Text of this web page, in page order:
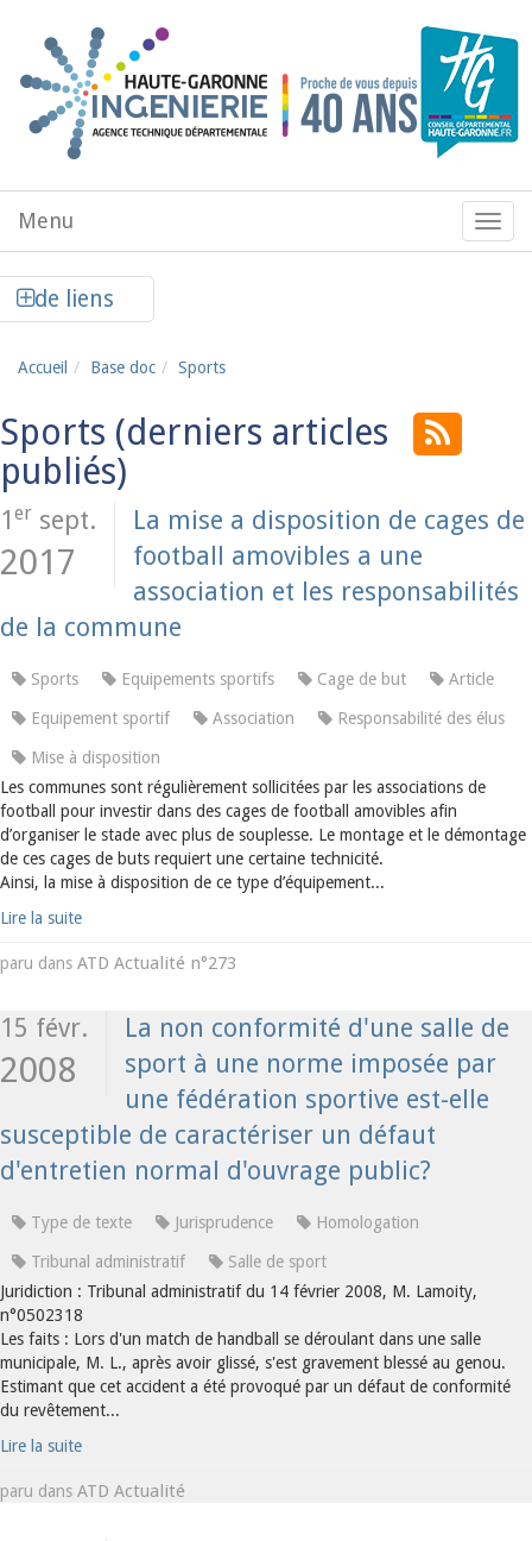
Menu
de
Menu
de liens
Accueil Base doc Sports
Sports
1 er sept.
2017
La mise a disposition de cages de
football amovibles a une
association et les responsabilités
de la commune
Sports Equipements sportifs Cage de but Article
Equipement sportif Association Responsabilité des élus
Mise à disposition
Les communes sont régulièrement sollicitées par les associations de
football pour investir dans des cages de football amovibles afin
d’organiser le stade avec plus de souplesse. Le montage et le démontage
de ces cages de buts requiert une certaine technicité.
Ainsi, la mise à disposition de ce type d’équipement...
Lire la suite
paru dans ATD Actualité n°273
15 févr.
2008
La non conformité d'une salle de
sport à une norme imposée par
une fédération sportive est-elle
susceptible de caractériser un défaut
d'entretien normal d'ouvrage public?
Type de texte Jurisprudence Homologation
Tribunal administratif
Salle de sport
Juridiction : Tribunal administratif du 14 février 2008, M. Lamoity,
n°0502318
Les faits : Lors d'un match de handball se déroulant dans une salle
municipale, M. L., après avoir glissé, s'est gravement blessé au genou.
Estimant que cet accident a été provoqué par un défaut de conformité
du revêtement...
Lire la suite
paru dans ATD Actualité